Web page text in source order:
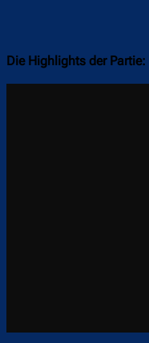
Die Highlights der Partie: